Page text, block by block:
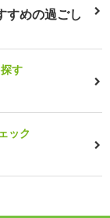
すめの過ごし
す
ック